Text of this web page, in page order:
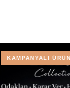
KAMPANYALI ÜRÜN